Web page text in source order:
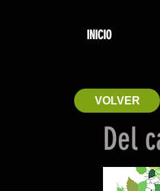
INICIO
VOLVER
Del